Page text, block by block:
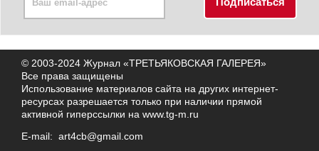
© 2003-2024 Журнал «ТРЕТЬЯКОВСКАЯ ГАЛЕРЕЯ»
Все права защищены
Использование материалов сайта на других интернет-
ресурсах разрешается только при наличии прямой
активной гиперссылки на www.tg-m.ru
E-mail: art4cb@gmail.com